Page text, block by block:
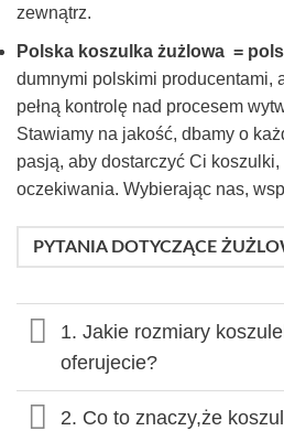
zewnątrz.
Polska koszulka żużlowa =
dumnymi polskimi producentami,
pełną kontrolę nad procesem
Stawiamy na jakość, dbamy o
pasją, aby dostarczyć Ci koszulki,
oczekiwania. Wybierając nas,
PYTANIA DOTYCZĄCE
1. Jakie rozmiary
oferujecie?
2. Co to znaczy,że